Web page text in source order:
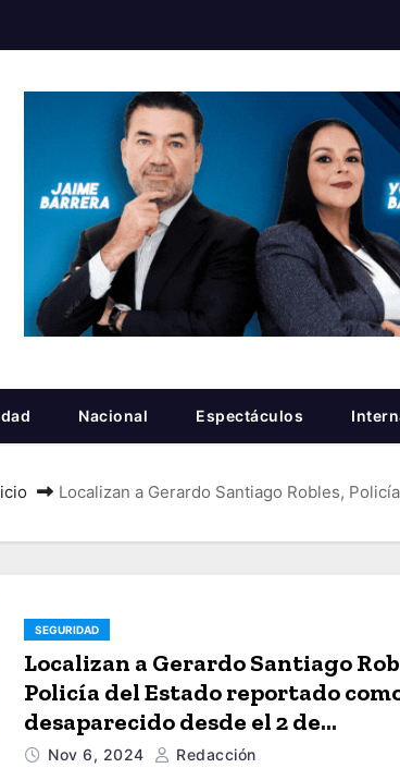
Nacional Espectáculos
Localizan a Gerardo Santiago Robles,
SEGURIDAD
Localizan a Gerardo Santiago
Policía del Estado reportado
desaparecido desde el 2 de
Noviembre
Nov 6, 2024 Redacción